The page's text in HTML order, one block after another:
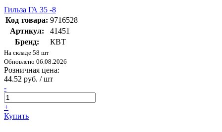
Гильза ГА 35 -8
Код товара: 9716528
Артикул:
41451
Бренд:
КВТ
На складе 58 шт
Обновлено 06.08.2026
Розничная цена:
44.52 руб. / шт
-
+
Купить